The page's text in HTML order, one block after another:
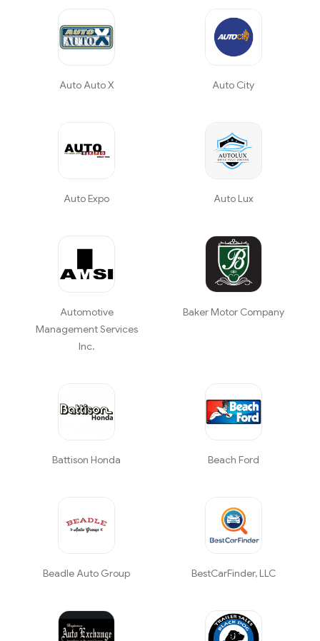
Auto Auto X Auto City
Auto Expo Auto Lux
Automotive
Management Services
Inc.
Baker Motor Company
Battison Honda Beach Ford
Beadle Auto Group BestCarFinder, LLC